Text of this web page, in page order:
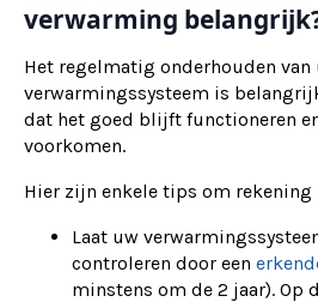
verwarming
Het regelmatig onderhouden van
verwarmingssysteem is
dat het goed blijft functioneren
voorkomen.
Hier zijn enkele tips om rekening
Laat uw
controleren door een
minstens om de 2 jaar). Op